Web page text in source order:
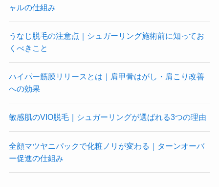
ャルの仕組み
うなじ脱毛の注意点｜シュガーリング施術前に知ってお
くべきこと
ハイパー筋膜リリースとは｜肩甲骨はがし・肩こり改善
への効果
敏感肌のVIO脱毛｜シュガーリングが選ばれる3つの理由
全顔マツヤニパックで化粧ノリが変わる｜ターンオーバ
ー促進の仕組み